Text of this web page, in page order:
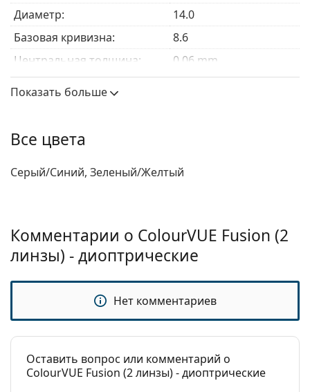
какие цветные линзы лучше всего подходят вам
Диаметр:
14.0
Базовая кривизна:
8.6
Центральная толщина:
0.06 mm
Содержание воды:
Кислородопроницаемость: 22 Dk/t
Использование
Срок годности:
Не менее 11 месяцев
Оттенок для удобства
Нет
Пролонгированное
ношение:
Нет
положения:
Нет
Показать больше
Все цвета
Серый/Синий, Зеленый/Желтый
Комментарии о ColourVUE Fusion (2
линзы) - диоптрические
Нет комментариев
Оставить вопрос или комментарий о
ColourVUE Fusion (2 линзы) - диоптрические